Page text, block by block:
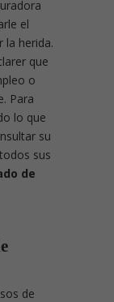
el
la herida.
que
o
Para
lo que
su
sus
de
de